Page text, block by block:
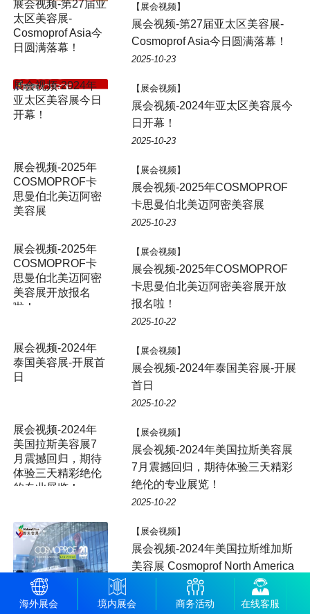
【展会视频】
展会视频-第27届亚太区美容展-
Cosmoprof Asia今日圆满落幕！
2025-10-23
【展会视频】
展会视频-2024年亚太区美容展今
日开幕！
2025-10-23
展会视频-2025年
COSMOPROF卡
思曼伯北美迈阿密
美容展
【展会视频】
展会视频-2025年COSMOPROF
卡思曼伯北美迈阿密美容展
2025-10-23
展会视频-2025年
COSMOPROF卡
思曼伯北美迈阿密
美容展开放报名
啦！
【展会视频】
展会视频-2025年COSMOPROF
卡思曼伯北美迈阿密美容展开放
报名啦！
2025-10-22
【展会视频】
展会视频-2024年泰国美容展-开展
首日
2025-10-22
【展会视频】
展会视频-2024年美国拉斯美容展
7月震撼回归，期待体验三天精彩
绝伦的专业展览！
2025-10-22
【展会视频】
展会视频-2024年美国拉斯维加斯
美容展 Cosmoprof North America
Las Vegas 即将回归
2025-10-21
海外展会 境内展会 商务活动 在线客服